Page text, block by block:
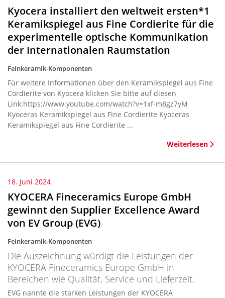
Kyocera installiert den weltweit ersten*1
Keramikspiegel aus Fine Cordierite für die
experimentelle optische Kommunikation
der Internationalen Raumstation
Feinkeramik-Komponenten
Für weitere Informationen über den Keramikspiegel aus Fine
Cordierite von Kyocera klicken Sie bitte auf diesen
Link:https://www.youtube.com/watch?v=1xf-m8gz7yM
Kyoceras Keramikspiegel aus Fine Cordierite Kyoceras
Keramikspiegel aus Fine Cordierite ...
Weiterlesen
18. Juni 2024
KYOCERA Fineceramics Europe GmbH
gewinnt den Supplier Excellence Award
von EV Group (EVG)
Feinkeramik-Komponenten
Die Auszeichnung würdigt die Leistungen der
KYOCERA Fineceramics Europe GmbH in
Bereichen wie Qualität, Service und Lieferzeit.
EVG nannte die starken Leistungen der KYOCERA